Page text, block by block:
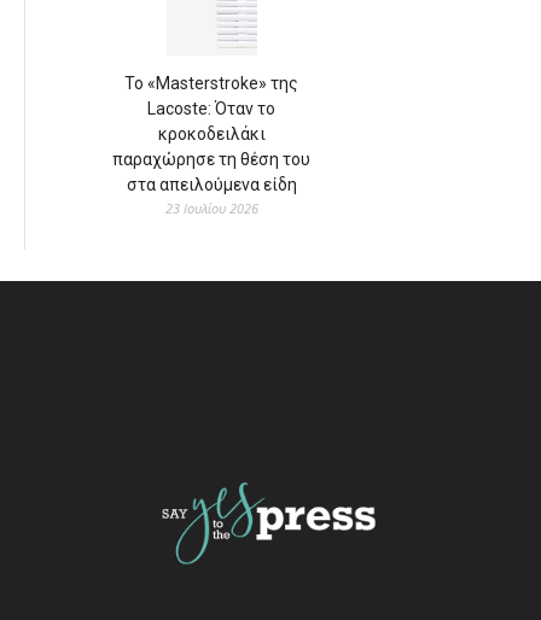
Το «Masterstroke» της
Lacoste: Όταν το
κροκοδειλάκι
παραχώρησε τη θέση του
στα απειλούμενα είδη
23 Ιουλίου 2026